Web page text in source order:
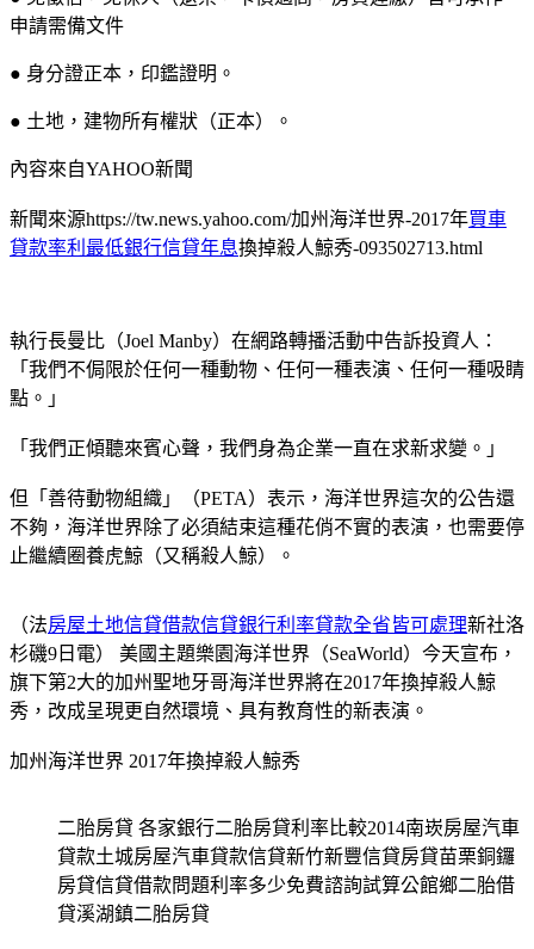
申請需備文件
● 身分證正本，印鑑證明。
● 土地，建物所有權狀（正本）。
內容來自YAHOO新聞
新聞來源https://tw.news.yahoo.com/加州海洋世界-2017年買車
貸款率利最低銀行信貸年息換掉殺人鯨秀-093502713.html
執行長曼比（Joel Manby）在網路轉播活動中告訴投資人：
「我們不侷限於任何一種動物、任何一種表演、任何一種吸睛
點。」
「我們正傾聽來賓心聲，我們身為企業一直在求新求變。」
但「善待動物組織」（PETA）表示，海洋世界這次的公告還
不夠，海洋世界除了必須結束這種花俏不實的表演，也需要停
止繼續圈養虎鯨（又稱殺人鯨）。
（法房屋土地信貸借款信貸銀行利率貸款全省皆可處理新社洛
杉磯9日電） 美國主題樂園海洋世界（SeaWorld）今天宣布，
旗下第2大的加州聖地牙哥海洋世界將在2017年換掉殺人鯨
秀，改成呈現更自然環境、具有教育性的新表演。
加州海洋世界 2017年換掉殺人鯨秀
二胎房貸 各家銀行二胎房貸利率比較2014南崁房屋汽車
貸款土城房屋汽車貸款信貸新竹新豐信貸房貸苗栗銅鑼
房貸信貸借款問題利率多少免費諮詢試算公館鄉二胎借
貸溪湖鎮二胎房貸